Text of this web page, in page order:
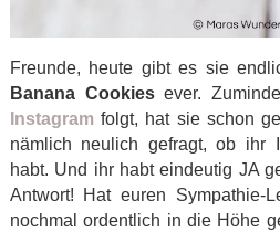
Freunde, heute gibt es sie
Banana Cookiesever.
Instagram folgt, hat sie schon
nämlich neulich gefragt, ob ihr
habt. Und ihr habt eindeutig JA
Antwort! Hat euren Sympathie-
nochmal ordentlich in die Höhe